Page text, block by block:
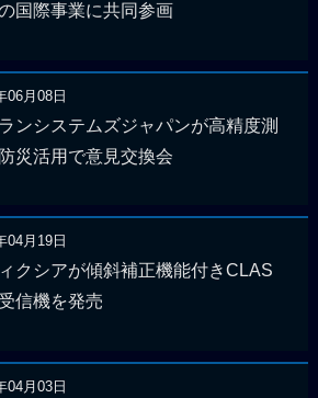
国際事業に共同参画
06月08日
ンシステムズジャパンが高精度測
災活用で意見交換会
04月19日
クシアが傾斜補正機能付きCLAS
信機を発売
04月03日